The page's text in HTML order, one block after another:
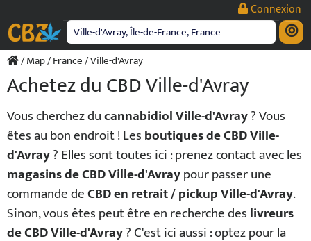
contenu
Connexion
/Map/France/ Ville-d'Avray
Achetez du CBD Ville-d'Avray
Vous cherchez ducannabidiol Ville-d'Avray? Vous
êtes au bon endroit ! Lesboutiques de CBD Ville-
d'Avray? Elles sont toutes ici : prenez contact avec les
magasins de CBD Ville-d'Avraypour passer une
commande deCBD en retrait / pickup Ville-d'Avray.
Sinon, vous êtes peut être en recherche deslivreurs
de CBD Ville-d'Avray? C'est ici aussi : optez pour la